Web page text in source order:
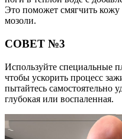
Это поможет смягчить кожу
мозоли.
СОВЕТ №3
Используйте специальные
чтобы ускорить процесс
пытайтесь самостоятельно
глубокая или воспаленная.